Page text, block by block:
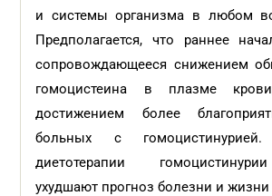
и системы организма в любом
Предполагается, что раннее
сопровождающееся снижением
гомоцистеина в плазме
достижением более
больных с
диетотерапии
ухудшают прогноз болезни и жизни